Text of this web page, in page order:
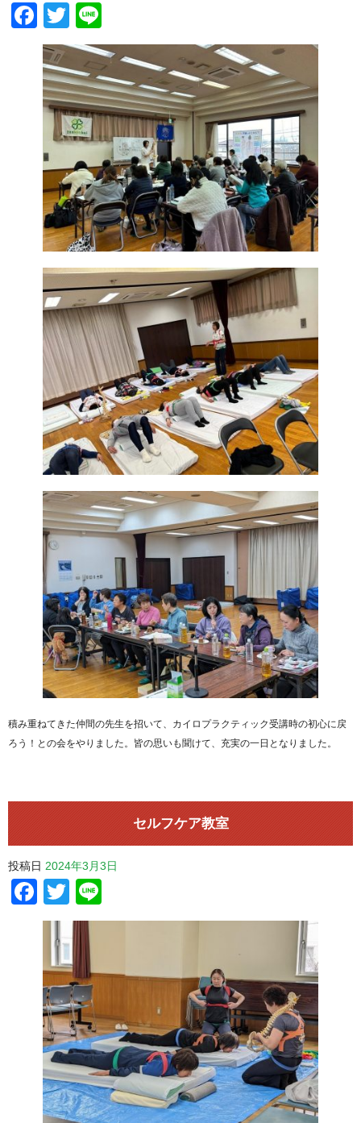
Facebook
Twitter
積み重ねてきた仲間の先生を招いて、カイロプラクティック受講時の初心に戻
ろう！との会をやりました。皆の思いも聞けて、充実の一日となりました。
セルフケア教室
投稿日 2024年3月3日
Facebook
Twitter